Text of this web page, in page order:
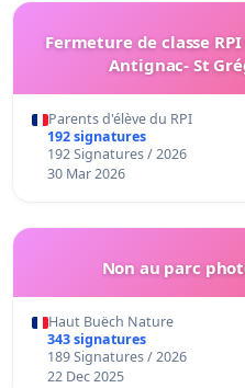
Fermeture de classe
Antignac- St
Parents d'élève du RPI
192 signatures
192 Signatures / 2026
30 Mar 2026
Non au parc
Haut Buëch Nature
343 signatures
189 Signatures / 2026
22 Dec 2025